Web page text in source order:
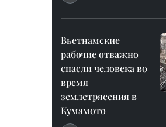
Вьетнамские
рабочие отважно
спасли человека во
время
землетрясения в
Кумамото